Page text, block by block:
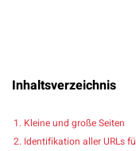
Inhaltsverzeichnis
Kleine und große Seiten
Identifikation aller URLs